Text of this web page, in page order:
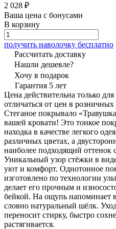
2 028 ₽
Ваша цена с бонусами
В корзину
получить наволочку бесплатно
Рассчитать доставку
Нашли дешевле?
Хочу в подарок
Гарантия 5 лет
Цена действительна только
отличаться от цен в розничных
Стеганое покрывало
вашей кровати! Это тонкое
находка в качестве легкого
различных цветах, а
наиболее подходящий оттенок
Уникальный узор стёжки в
уют и комфорт. Однотонное
изготовлено по технологии
делает его прочным и
бейкой. На ощупь напоминает
словно натуральный шёлк.
переносит стирку, быстро
растягивается.